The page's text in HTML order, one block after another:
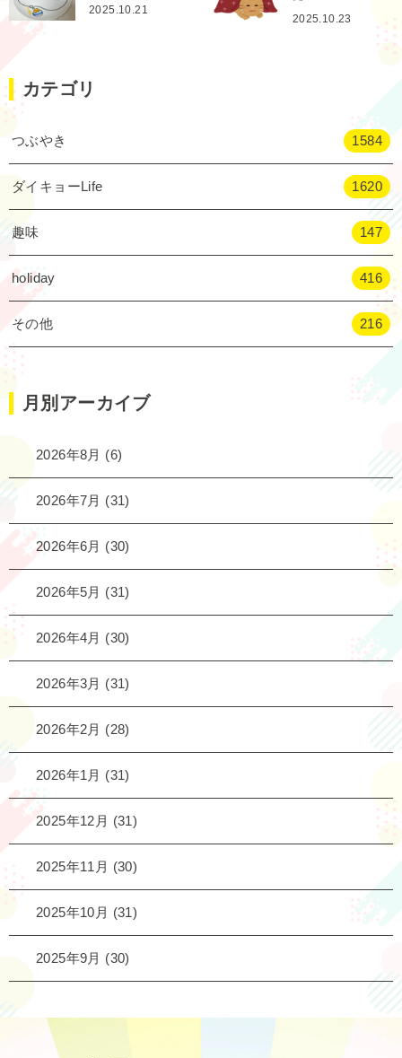
2025.10.21
2025.10.23
カテゴリ
つぶやき 1584
ダイキョーLife 1620
趣味 147
holiday 416
その他 216
月別アーカイブ
2026年8月 (6)
2026年7月 (31)
2026年6月 (30)
2026年5月 (31)
2026年4月 (30)
2026年3月 (31)
2026年2月 (28)
2026年1月 (31)
2025年12月 (31)
2025年11月 (30)
2025年10月 (31)
2025年9月 (30)